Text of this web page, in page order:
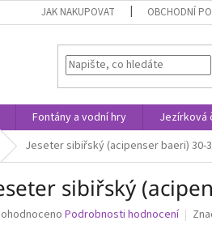
JAK NAKUPOVAT OBCHODNÍ
Fontány a vodní hry Jezírková
Jeseter sibiřský (acipenser baeri) 30-
sibiřský
Podrobnosti hodnocení